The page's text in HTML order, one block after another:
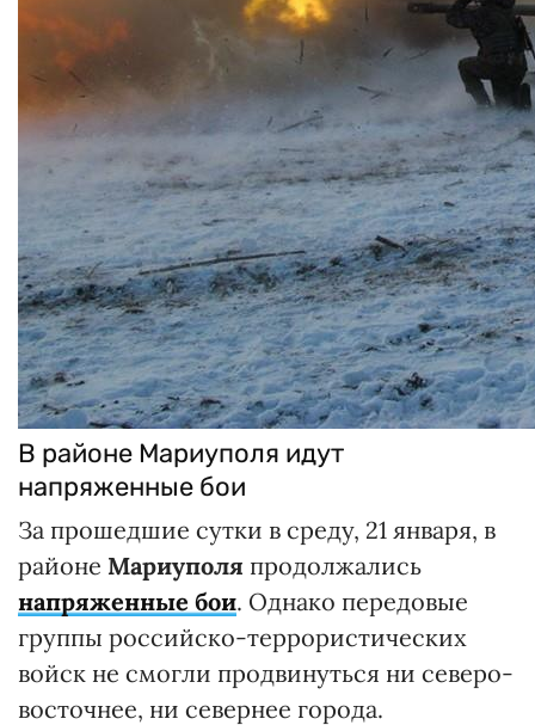
В районе Мариуполя идут
напряженные бои
За прошедшие сутки в среду, 21 января, в
районе Мариуполя продолжались
напряженные бои. Однако передовые
группы российско-террористических
войск не смогли продвинуться ни северо-
восточнее, ни севернее города.